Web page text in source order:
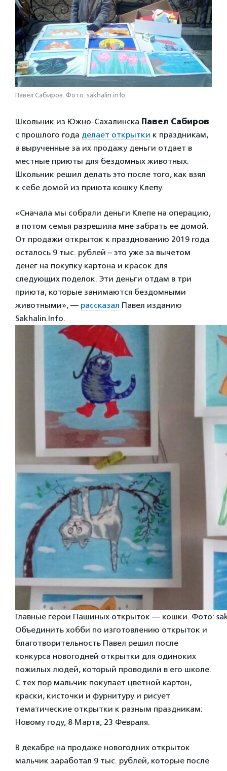
Павел Сабиров. Фото: sakhalin.info
Школьник из Южно-Сахалинска Павел Сабиров
с прошлого года делает открытки к праздникам,
а вырученные за их продажу деньги отдает в
местные приюты для бездомных животных.
Школьник решил делать это после того, как взял
к себе домой из приюта кошку Клепу.
«Сначала мы собрали деньги Клепе на операцию,
а потом семья разрешила мне забрать ее домой.
От продажи открыток к празднованию 2019 года
осталось 9 тыс. рублей – это уже за вычетом
денег на покупку картона и красок для
следующих поделок. Эти деньги отдам в три
приюта, которые занимаются бездомными
животными», — рассказал Павел изданию
Sakhalin.Info.
Главные герои Пашиных открыток — кошки. Фото:
Объединить хобби по изготовлению открыток и
благотворительность Павел решил после
конкурса новогодней открытки для одиноких
пожилых людей, который проводили в его школе.
С тех пор мальчик покупает цветной картон,
краски, кисточки и фурнитуру и рисует
тематические открытки к разным праздникам:
Новому году, 8 Марта, 23 Февраля.
В декабре на продаже новогодних открыток
мальчик заработал 9 тыс. рублей, которые после